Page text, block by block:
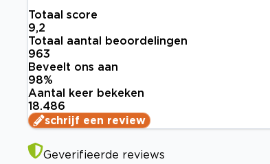
Totaal score
9,2
Totaal aantal beoordelingen
963
Beveelt ons aan
98%
Aantal keer bekeken
18.486
schrijf een review
Geverifieerde reviews